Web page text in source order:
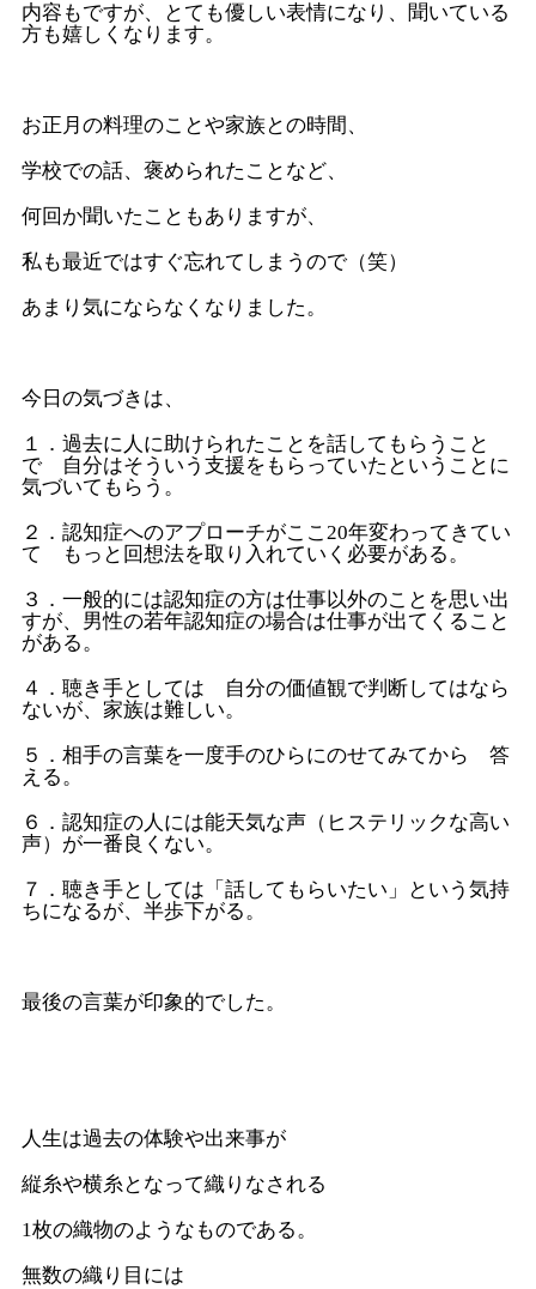
内容もですが、とても優しい表情になり、聞いている
方も嬉しくなります。
お正月の料理のことや家族との時間、
学校での話、褒められたことなど、
何回か聞いたこともありますが、
私も最近ではすぐ忘れてしまうので（笑）
あまり気にならなくなりました。
今日の気づきは、
１．過去に人に助けられたことを話してもらうこと
で 自分はそういう支援をもらっていたということに
気づいてもらう。
２．認知症へのアプローチがここ20年変わってきてい
て もっと回想法を取り入れていく必要がある。
３．一般的には認知症の方は仕事以外のことを思い出
すが、男性の若年認知症の場合は仕事が出てくること
がある。
４．聴き手としては 自分の価値観で判断してはなら
ないが、家族は難しい。
５．相手の言葉を一度手のひらにのせてみてから 答
える。
６．認知症の人には能天気な声（ヒステリックな高い
声）が一番良くない。
７．聴き手としては「話してもらいたい」という気持
ちになるが、半歩下がる。
最後の言葉が印象的でした。
人生は過去の体験や出来事が
縦糸や横糸となって織りなされる
1枚の織物のようなものである。
無数の織り目には